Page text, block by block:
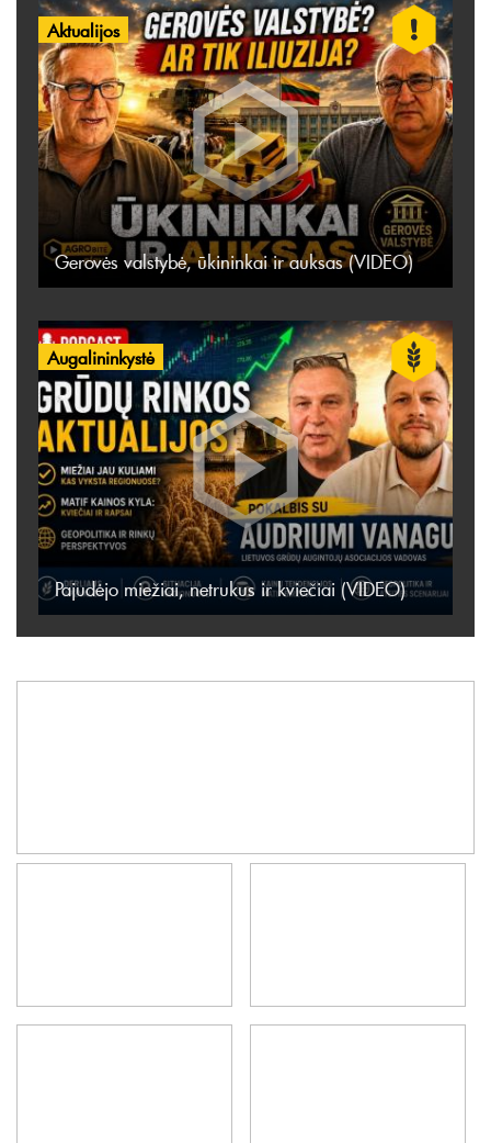
Aktualijos
Gerovės valstybė, ūkininkai ir auksas (VIDEO)
Augalininkystė
Pajudėjo miežiai, netrukus ir kviečiai (VIDEO)